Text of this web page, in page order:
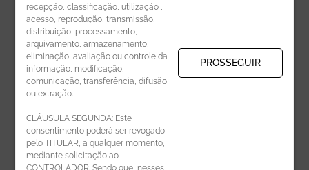
recepção, classificação, utilização ,
acesso, reprodução, transmissão,
distribuição, processamento,
arquivamento, armazenamento,
eliminação, avaliação ou controle da
informação, modificação,
comunicação, transferência, difusão
ou extração.
CLÁUSULA SEGUNDA: Este
consentimento poderá ser revogado
pelo TITULAR, a qualquer momento,
mediante solicitação ao
CONTROLADOR. Sendo que, nesses
PROSSEGUIR
Receba novidades por e-mail:
CADASTRAR